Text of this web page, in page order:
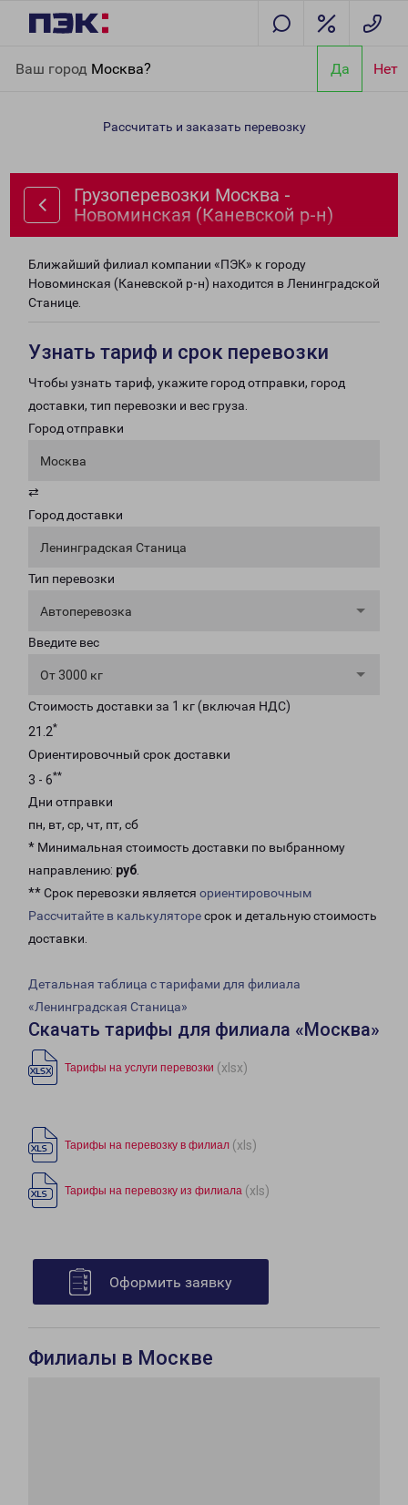
Ваш город Москва? Да Нет
Новоминская (Каневской р-н)
Рассчитать и заказать перевозку
Грузоперевозки Москва -
Новоминская (Каневской р-н)
Ближайший филиал компании «ПЭК» к городу
Новоминская (Каневской р-н) находится в Ленинградской
Станице.
Узнать тариф и срок перевозки
Чтобы узнать тариф, укажите город отправки, город
доставки, тип перевозки и вес груза.
Город отправки
Москва
⇄
Город доставки
Ленинградская Станица
Тип перевозки
Автоперевозка
Введите вес
От 3000 кг
Стоимость доставки за 1 кг (включая НДС)
21.2*
Ориентировочный срок доставки
3 - 6**
Дни отправки
пн, вт, ср, чт, пт, сб
* Минимальная стоимость доставки по выбранному
направлению: руб.
** Срок перевозки является ориентировочным
Рассчитайте в калькуляторесрок и детальную стоимость
доставки.
Детальная таблица с тарифами для филиала
«Ленинградская Станица»
Скачать тарифы для филиала «Москва»
Тарифы на услуги перевозки (xlsx)
Тарифы на перевозку в филиал (xls)
Тарифы на перевозку из филиала (xls)
Оформить заявку
Филиалы в Москве